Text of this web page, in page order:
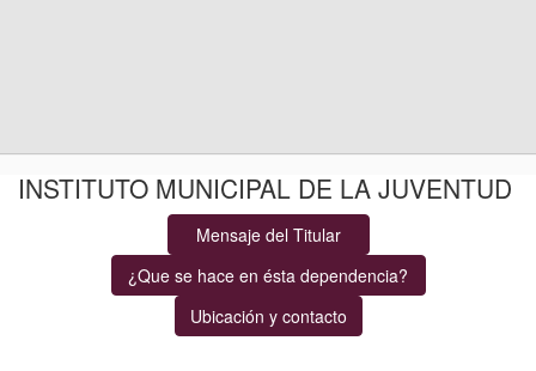
INSTITUTO MUNICIPAL DE LA JUVENTUD